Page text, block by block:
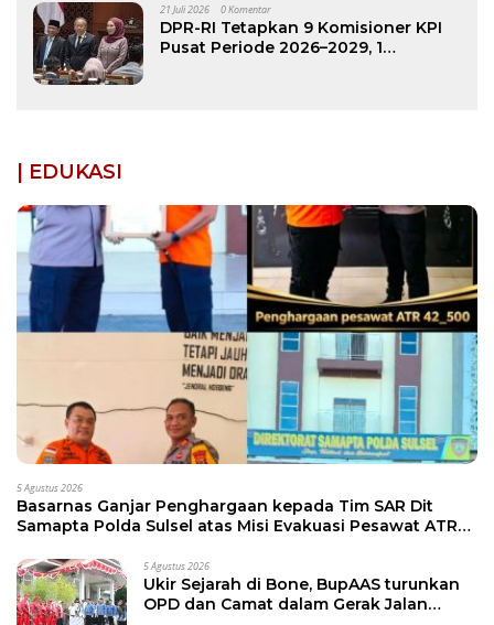
21 Juli 2026 0 Komentar
DPR-RI Tetapkan 9 Komisioner KPI
Pusat Periode 2026–2029, 1
| EDUKASI
5 Agustus 2026
Basarnas Ganjar Penghargaan kepada Tim SAR Dit
Samapta Polda Sulsel atas Misi Evakuasi Pesawat ATR
5 Agustus 2026
Ukir Sejarah di Bone, BupAAS turunkan
OPD dan Camat dalam Gerak Jalan